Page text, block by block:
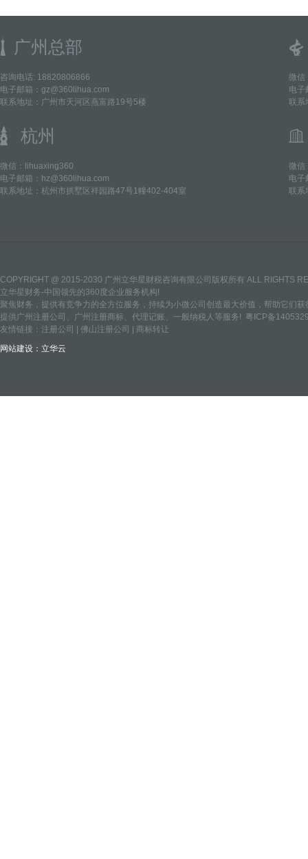
广州总部
咨询电话: 18820806866
电子邮箱：gz@360lihua.com
联系地址：广州市天河区燕富路19号5楼
微信
电子
联系
杭州
微信：lihuaxing360
电子邮箱：hz@360lihua.com
联系地址：杭州市拱墅区祥园路47号1幢402-404室
微信
电子
联系
COPYRIGHT @ 2015-2030 广州立华星财税咨询有限公司版权所有 ALL RIGHTS
立华星财务-中国领先的360度企业服务机构!
聚焦财务，提供有竞争力的全方位服务，持续为小微公司创造最大价值，帮助它们获
提供广州注册公司 广州注册商标 代理记账 一般纳税人 等服务! 粤ICP备
友情链接： 注册公司 | 佛山注册公司 | 商标转让
网站建设： 立华云